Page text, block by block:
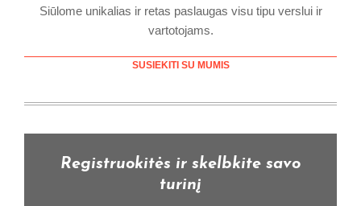
Siūlome unikalias ir retas paslaugas visu tipu verslui ir
vartotojams.
SUSIEKITI SU MUMIS
Registruokitės ir skelbkite savo
turinį